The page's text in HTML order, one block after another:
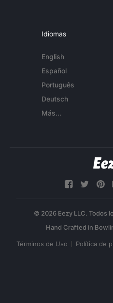
Idiomas
English
Español
Português
Deutsch
Más...
© 2026 Eezy LLC. Todos
Términos de Uso Política de